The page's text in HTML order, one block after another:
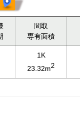
間取
専有面積
1K
23.32m2